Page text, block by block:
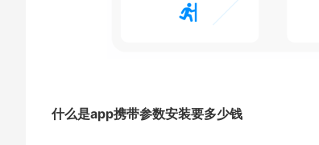
什么是app携带参数安装要多少钱